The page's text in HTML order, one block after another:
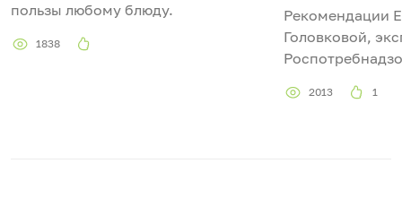
пользы любому блюду.
1838
Рекомендации
Головковой,
2013 1